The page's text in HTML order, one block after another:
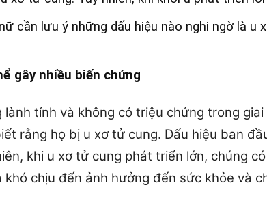
cần lưu ý những dấu hiệu nào nghi ngờ là u
gây nhiều biến chứng
tính và không có triệu chứng trong
rằng họ bị u xơ tử cung. Dấu hiệu ban
khi u xơ tử cung phát triển lớn, chúng
chịu đến ảnh hưởng đến sức khỏe và